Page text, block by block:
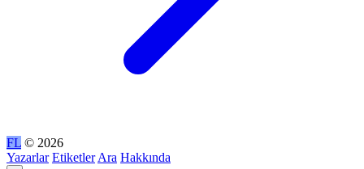
FL © 2026
Yazarlar Etiketler Ara Hakkında